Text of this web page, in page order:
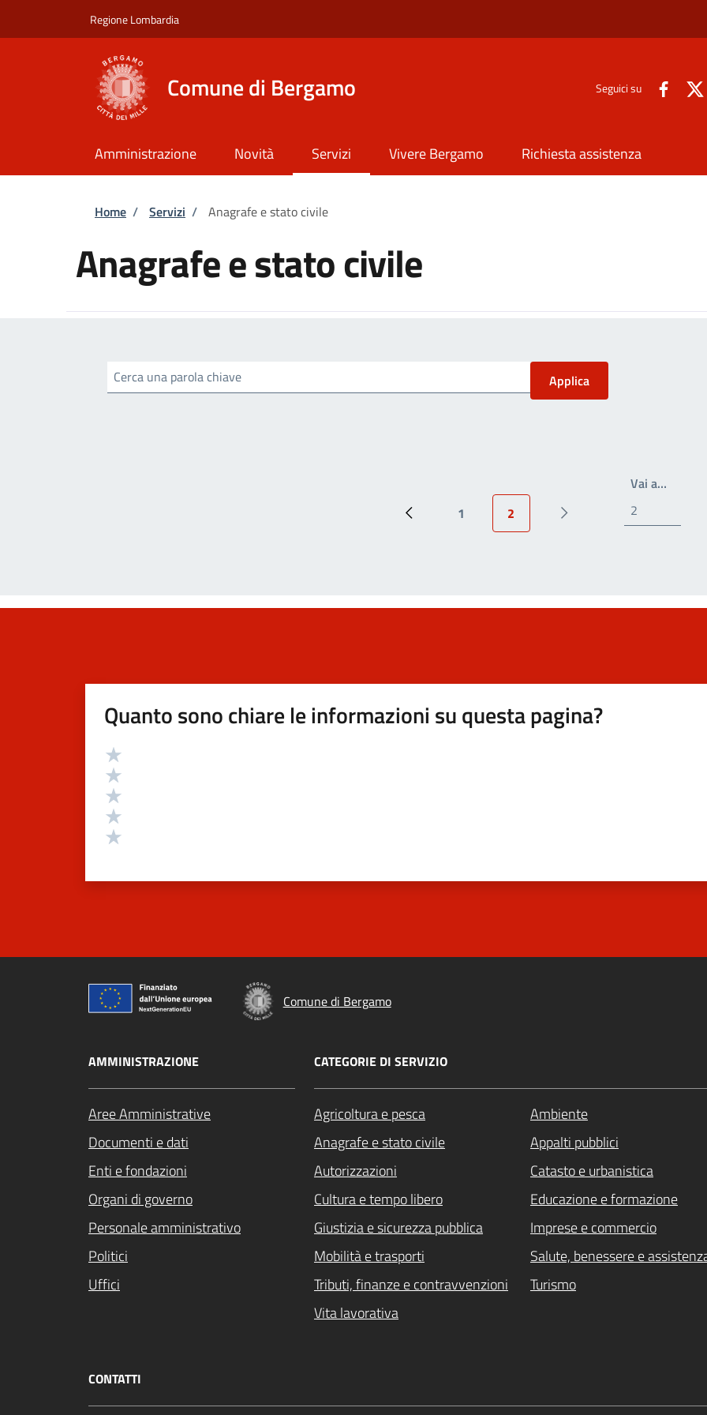
Regione Lombardia
Comune di Bergamo Seguici su
Amministrazione Novità Servizi Vivere Bergamo Richiesta assistenza
Briciole di pane
Home / Servizi / Anagrafe e stato civile
Anagrafe e stato civile
Cerca una parola chiave
Pagina precedente
Page
1
Pagina attuale
2
Prossima pagina
Vai a…Write
Quanto sono chiare le informazioni su questa pagina?
Valutazione
Comune di Bergamo
AMMINISTRAZIONE
Aree Amministrative
Documenti e dati
Enti e fondazioni
Organi di governo
Personale amministrativo
Politici
Uffici
CATEGORIE DI SERVIZIO
Agricoltura e pesca
Ambiente
Anagrafe e stato civile
Appalti pubblici
Autorizzazioni
Catasto e urbanistica
Cultura e tempo libero
Educazione e formazione
Giustizia e sicurezza pubblica
Imprese e commercio
Mobilità e trasporti
Salute, benessere e
Tributi, finanze e contravvenzioni
Turismo
Vita lavorativa
CONTATTI